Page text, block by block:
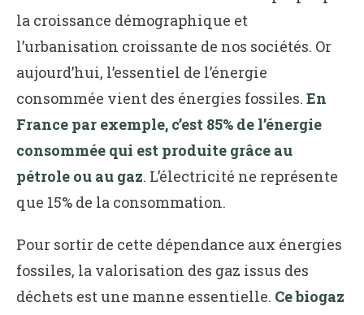
la croissance démographique et
l’urbanisation croissante de nos sociétés. Or
aujourd’hui, l’essentiel de l’énergie
consommée vient des énergies fossiles. En
France par exemple, c’est 85% de l’énergie
consommée qui est produite grâce au
pétrole ou au gaz. L’électricité ne représente
que 15% de la consommation.
Pour sortir de cette dépendance aux énergies
fossiles, la valorisation des gaz issus des
déchets est une manne essentielle. Ce biogaz